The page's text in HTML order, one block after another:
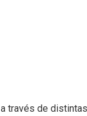
a través de